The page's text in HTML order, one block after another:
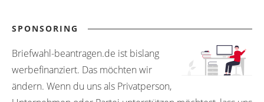
SPONSORING
Briefwahl-beantragen.de ist bislang
werbefinanziert. Das möchten wir
ändern. Wenn du uns als Privatperson,